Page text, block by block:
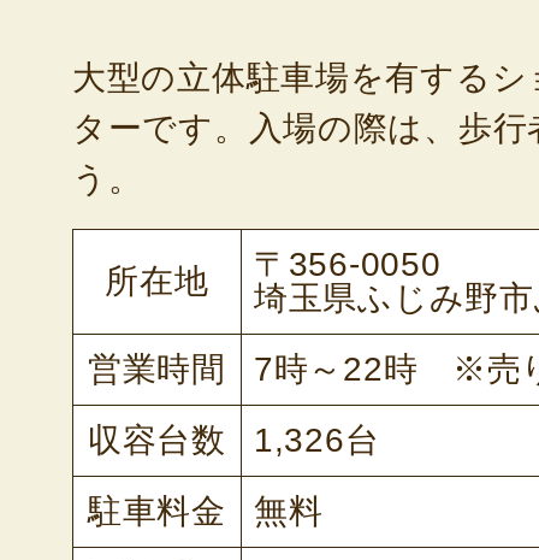
大型の立体駐車場を有する
ターです。入場の際は、歩
う。
所在地
〒356-0050
埼玉県ふじみ野
営業時間
7時～22時 ※売
収容台数
1,326台
駐車料金
無料